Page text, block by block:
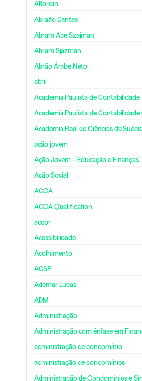
ABordin
Abraão Dantas
Abram Abe Szajman
Abram Sjazman
Abrão Árabe Neto
abril
Academia Paulista de Contabilidade
Academia Paulista de Contabilidade
Academia Real de Ciências da Suécia
ação jovem
Ação Jovem – Educação e Finanças
Ação Social
ACCA
ACCA Qualification
accor
Acessibilidade
Acolhimento
ACSP
Ademar Lucas
ADM
Administração
Administração com ênfase em
administração de condomínio
administração de condomínios
Administração de Condomínios e